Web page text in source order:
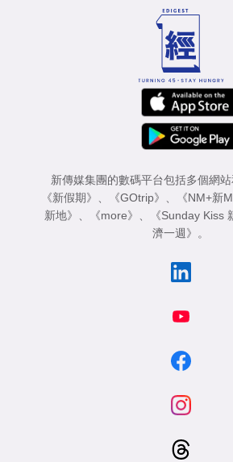
新傳媒集團的數碼平台包括多個網
《新假期》 、 《GOtrip》 、 《NM+新
新地》 、 《more》 、 《Sunday Kiss
濟一週》 。